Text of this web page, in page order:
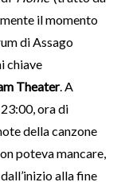
il momento
di Assago
chiave
Theater. A
ora di
della canzone
poteva mancare,
alla fine